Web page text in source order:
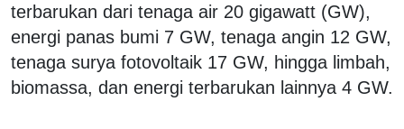
terbarukan dari tenaga air 20 gigawatt (GW),
energi panas bumi 7 GW, tenaga angin 12 GW,
tenaga surya fotovoltaik 17 GW, hingga limbah,
biomassa, dan energi terbarukan lainnya 4 GW.